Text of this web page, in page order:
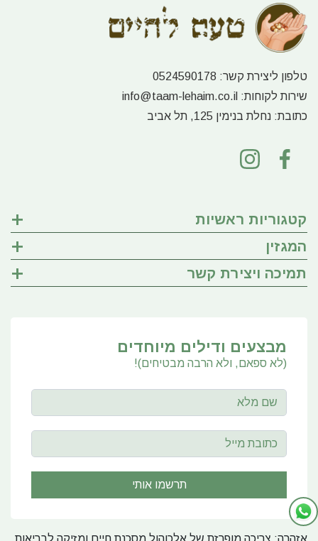
טלפון ליצירת קשר: 0524590178
שירות לקוחות: info@taam-lehaim.co.il
כתובת: נחלת בנימין 125, תל אביב
קטגוריות ראשיות
המגזין
תמיכה ויצירת קשר
מבצעים ודילים מיוחדים
(לא ספאם, ולא הרבה מבטיחים)!
אזהרה: צריכה מופרזת של אלכוהול מסכנת חיים ומזיקה לבריאות